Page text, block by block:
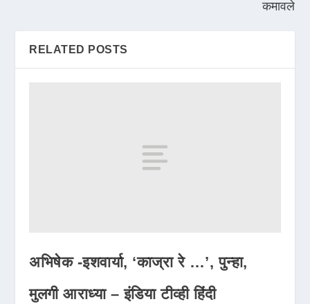
कमावले
RELATED POSTS
अभिषेक -इशवार्या, ‘काज्रा रे …’, पुन्हा,
मुलगी आराध्या – इंडिया टीव्ही हिंदी